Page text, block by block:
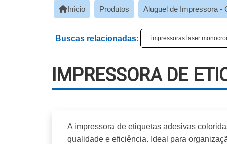
Início Produtos Aluguel de Impressora -
Buscas relacionadas: impressoras laser
IMPRESSORA DE
A impressora de etiquetas adesivas
qualidade e eficiência. Ideal para